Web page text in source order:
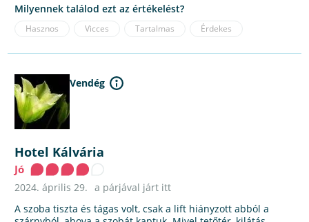
Milyennek találod ezt az értékelést?
Hasznos Vicces Tartalmas Érdekes
Vendég
Hotel Kálvária
Jó
2024. április 29. a párjával járt itt
A szoba tiszta és tágas volt, csak a lift hiányzott abból a